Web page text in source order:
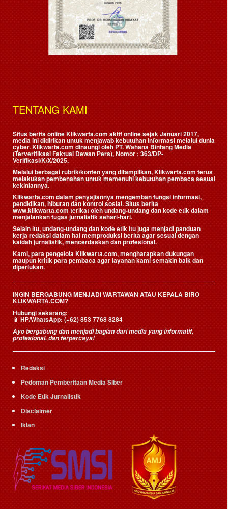
TENTANG KAMI
Situs berita online Klikwarta.com aktif online sejak Januari 2017,
media ini didirikan untuk menjawab kebutuhan informasi melalui dunia
cyber. Klikwarta.com dinaungi oleh PT. Wahana Bintang Media
(Terverifikasi Faktual Dewan Pers), Nomor : 363/DP-
Verifikasi/K/X/2025.
Melalui berbagai rubrik/konten yang ditampilkan, Klikwarta.com terus
melakukan pembenahan untuk memenuhi kebutuhan pembaca sesuai
kekiniannya.
Klikwarta.com dalam penyajiannya mengemban fungsi informasi,
pendidikan, hiburan dan kontrol sosial. Situs berita
www.klikwarta.com terikat oleh undang-undang dan kode etik dalam
menjalankan tugas jurnalistik sehari-hari.
Selain itu, undang-undang dan kode etik itu juga menjadi panduan
kerja redaksi dalam hal memproduksi berita agar sesuai dengan
kaidah jurnalistik, mencerdaskan dan profesional.
Kami, para pengelola Klikwarta.com, mengharapkan dukungan
maupun kritik para pembaca agar layanan kami semakin baik dan
diperlukan.
INGIN BERGABUNG MENJADI WARTAWAN ATAU KEPALA BIRO
KLIKWARTA.COM?
Hubungi sekarang:
📱HP/WhatsApp:(+62) 853 7768 8284
Ayo bergabung dan menjadi bagian dari media yang informatif,
profesional, dan terpercaya!
Redaksi
Pedoman Pemberitaan Media Siber
Kode Etik Jurnalistik
Disclaimer
Iklan